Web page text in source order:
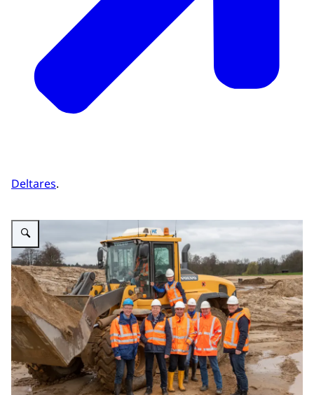
Deltares.
Vergroot afbeelding Foto teamleden innovatieproject POV DGG